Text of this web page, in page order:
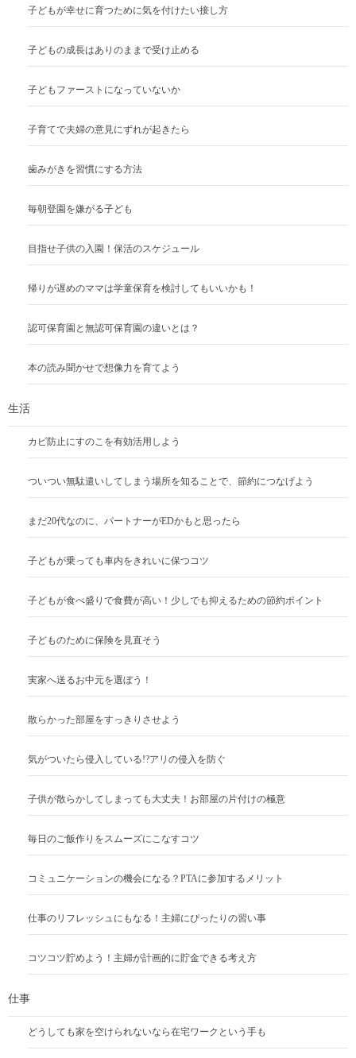
子どもが幸せに育つために気を付けたい接し方
子どもの成長はありのままで受け止める
子どもファーストになっていないか
子育てで夫婦の意見にずれが起きたら
歯みがきを習慣にする方法
毎朝登園を嫌がる子ども
目指せ子供の入園！保活のスケジュール
帰りが遅めのママは学童保育を検討してもいいかも！
認可保育園と無認可保育園の違いとは？
本の読み聞かせで想像力を育てよう
生活
カビ防止にすのこを有効活用しよう
ついつい無駄遣いしてしまう場所を知ることで、節約につなげよう
まだ20代なのに、パートナーがEDかもと思ったら
子どもが乗っても車内をきれいに保つコツ
子どもが食べ盛りで食費が高い！少しでも抑えるための節約ポイント
子どものために保険を見直そう
実家へ送るお中元を選ぼう！
散らかった部屋をすっきりさせよう
気がついたら侵入している!?アリの侵入を防ぐ
子供が散らかしてしまっても大丈夫！お部屋の片付けの極意
毎日のご飯作りをスムーズにこなすコツ
コミュニケーションの機会になる？PTAに参加するメリット
仕事のリフレッシュにもなる！主婦にぴったりの習い事
コツコツ貯めよう！主婦が計画的に貯金できる考え方
仕事
どうしても家を空けられないなら在宅ワークという手も